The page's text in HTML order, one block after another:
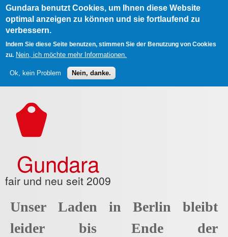
Gundara benutzt Cookies, um Ihnen diese Website
optimal anzeigen zu können und sie fortlaufend zu
verbessern.
Indem Sie diese Seite benutzen, stimmen Sie der Benutzung von Cookies
zu. Nein, ich möchte mehr Informationen.
Ok, kein Problem Nein, danke.
Gundara
fair und neu seit 2009
Unser Laden in Berlin bleibt
leider bis Ende der